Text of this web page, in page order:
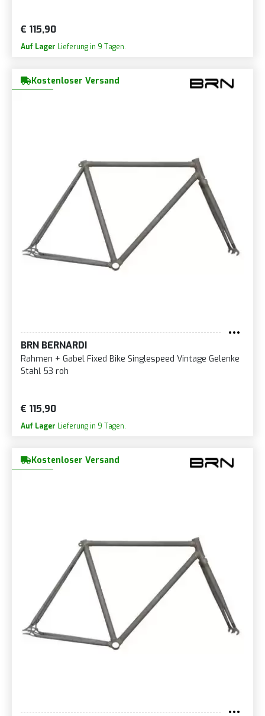
€ 115,90
Auf Lager Lieferung in 9 Tagen.
Kostenloser Versand
BRN BERNARDI
Rahmen + Gabel Fixed Bike Singlespeed Vintage Gelenke
Stahl 53 roh
€ 115,90
Auf Lager Lieferung in 9 Tagen.
Kostenloser Versand